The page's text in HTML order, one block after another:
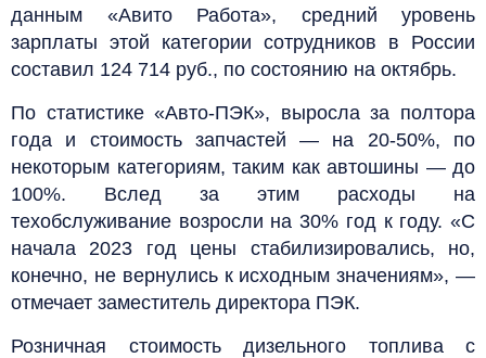
данным «Авито Работа», средний уровень
зарплаты этой категории сотрудников в России
составил 124 714 руб., по состоянию на октябрь.
По статистике «Авто-ПЭК», выросла за полтора
года и стоимость запчастей — на 20-50%, по
некоторым категориям, таким как автошины — до
100%. Вслед за этим расходы на
техобслуживание возросли на 30% год к году. «С
начала 2023 год цены стабилизировались, но,
конечно, не вернулись к исходным значениям», —
отмечает заместитель директора ПЭК.
Розничная стоимость дизельного топлива с